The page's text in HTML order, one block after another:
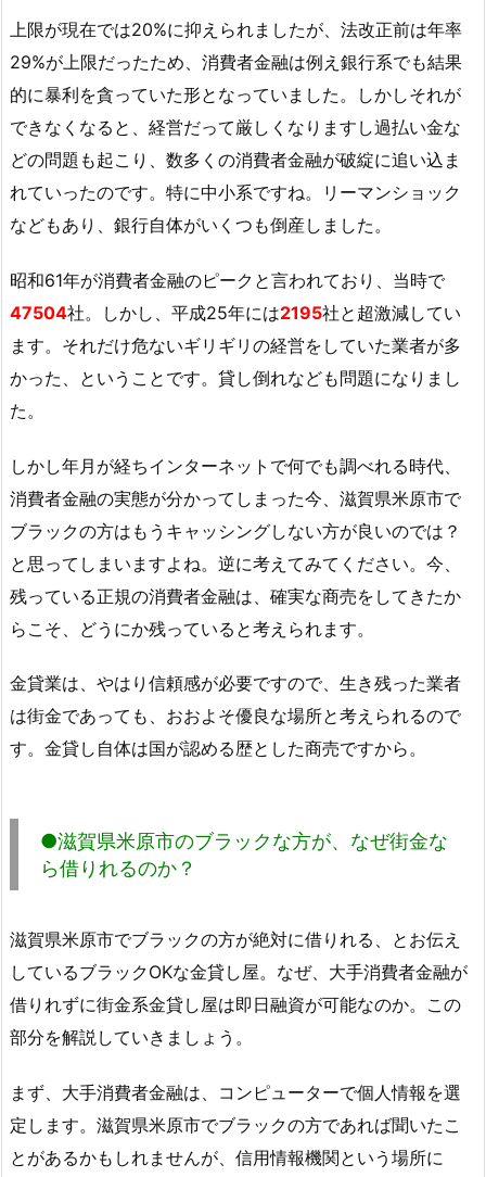
上限が現在では20%に抑えられましたが、法改正前は年率
29%が上限だったため、消費者金融は例え銀行系でも結果
的に暴利を貪っていた形となっていました。しかしそれが
できなくなると、経営だって厳しくなりますし過払い金な
どの問題も起こり、数多くの消費者金融が破綻に追い込ま
れていったのです。特に中小系ですね。リーマンショック
などもあり、銀行自体がいくつも倒産しました。
昭和61年が消費者金融のピークと言われており、当時で
47504社。しかし、平成25年には2195社と超激減してい
ます。それだけ危ないギリギリの経営をしていた業者が多
かった、ということです。貸し倒れなども問題になりまし
た。
しかし年月が経ちインターネットで何でも調べれる時代、
消費者金融の実態が分かってしまった今、滋賀県米原市で
ブラックの方はもうキャッシングしない方が良いのでは？
と思ってしまいますよね。逆に考えてみてください。今、
残っている正規の消費者金融は、確実な商売をしてきたか
らこそ、どうにか残っていると考えられます。
金貸業は、やはり信頼感が必要ですので、生き残った業者
は街金であっても、おおよそ優良な場所と考えられるので
す。金貸し自体は国が認める歴とした商売ですから。
●滋賀県米原市のブラックな方が、なぜ街金な
ら借りれるのか？
滋賀県米原市でブラックの方が絶対に借りれる、とお伝え
しているブラックOKな金貸し屋。なぜ、大手消費者金融が
借りれずに街金系金貸し屋は即日融資が可能なのか。この
部分を解説していきましょう。
まず、大手消費者金融は、コンピューターで個人情報を選
定します。滋賀県米原市でブラックの方であれば聞いたこ
とがあるかもしれませんが、信用情報機関という場所に